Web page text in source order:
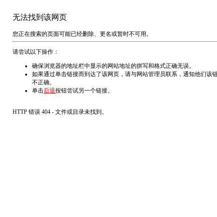
无法找到该网页
您正在搜索的页面可能已经删除、更名或暂时不可用。
请尝试以下操作：
确保浏览器的地址栏中显示的网站地址的拼写和格式正确无误。
如果通过单击链接而到达了该网页，请与网站管理员联系，通知他们该
不正确。
单击后退按钮尝试另一个链接。
HTTP 错误 404 - 文件或目录未找到。